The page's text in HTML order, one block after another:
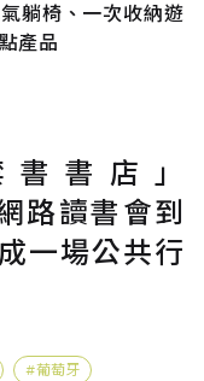
躺椅、一次收納遊
產品
書店」
路讀書會到
一場公共行
葡萄牙